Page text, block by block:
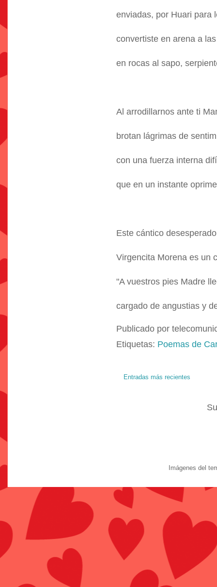
enviadas, por Huari para
convertiste en arena a
en rocas al sapo,
Al arrodillarnos ante ti
brotan lágrimas de
con una fuerza interna
que en un instante
Este cántico
Virgencita Morena es un
"A vuestros pies Madre
cargado de angustias y
Publicado por
Etiquetas: Poemas de
Entradas más recientes
Imágenes del